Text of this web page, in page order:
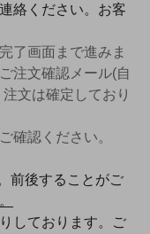
絡ください。お客
了画面まで進みま
注文確認メール(自
文は確定しており
確認ください。
前後することがご
しております。ご